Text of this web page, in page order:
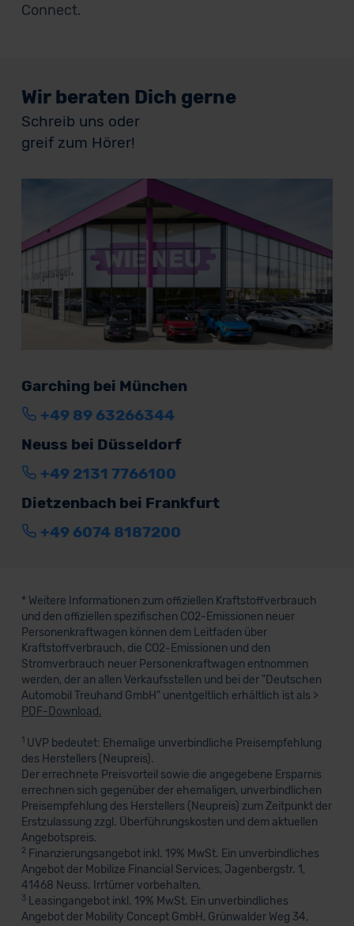
Connect.
Wir beraten Dich gerne
Schreib uns oder
greif zum Hörer!
Garching bei München
+49 89 63266344
Neuss bei Düsseldorf
+49 2131 7766100
Dietzenbach bei Frankfurt
+49 6074 8187200
* Weitere Informationen zum offiziellen Kraftstoffverbrauch
und den offiziellen spezifischen CO2-Emissionen neuer
Personenkraftwagen können dem Leitfaden über
Kraftstoffverbrauch, die CO2-Emissionen und den
Stromverbrauch neuer Personenkraftwagen entnommen
werden, der an allen Verkaufsstellen und bei der "Deutschen
Automobil Treuhand GmbH" unentgeltlich erhältlich ist als >
PDF-Download.
1UVP bedeutet: Ehemalige unverbindliche Preisempfehlung
des Herstellers (Neupreis).
Der errechnete Preisvorteil sowie die angegebene Ersparnis
errechnen sich gegenüber der ehemaligen, unverbindlichen
Preisempfehlung des Herstellers (Neupreis) zum Zeitpunkt der
Erstzulassung zzgl. Überführungskosten und dem aktuellen
Angebotspreis.
2 Finanzierungsangebot inkl. 19% MwSt. Ein unverbindliches
Angebot der Mobilize Financial Services, Jagenbergstr. 1,
41468 Neuss. Irrtümer vorbehalten.
3Leasingangebot inkl. 19% MwSt. Ein unverbindliches
Angebot der Mobility Concept GmbH, Grünwalder Weg 34,